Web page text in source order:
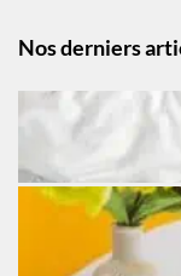
Nos derniers